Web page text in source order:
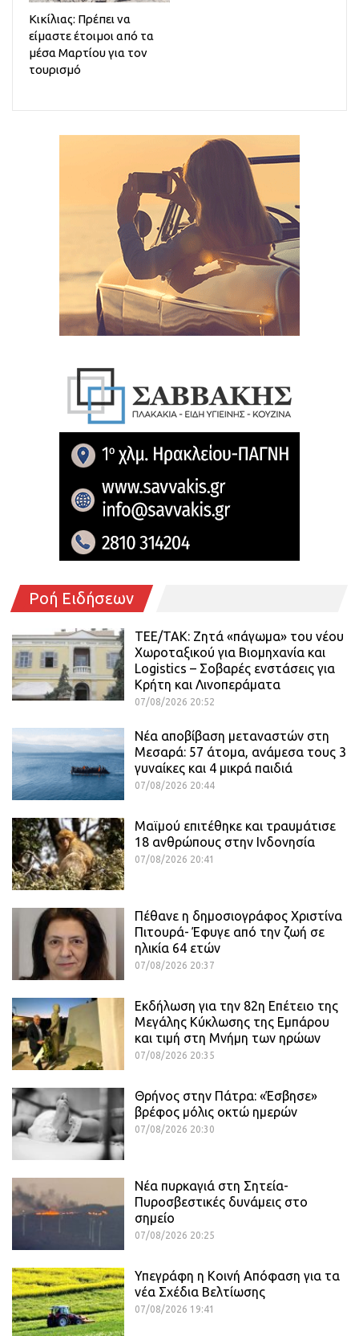
Κικίλιας: Πρέπει να
είμαστε έτοιμοι από τα
μέσα Μαρτίου για τον
τουρισμό
Ροή Ειδήσεων
ΤΕΕ/ΤΑΚ: Ζητά «πάγωμα» του νέου
Χωροταξικού για Βιομηχανία και
Logistics – Σοβαρές ενστάσεις για
Κρήτη και Λινοπεράματα
07/08/2026 20:52
Νέα αποβίβαση μεταναστών στη
Μεσαρά: 57 άτομα, ανάμεσα τους 3
γυναίκες και 4 μικρά παιδιά
07/08/2026 20:44
Μαϊμού επιτέθηκε και τραυμάτισε
18 ανθρώπους στην Ινδονησία
07/08/2026 20:41
Πέθανε η δημοσιογράφος Χριστίνα
Πιτουρά- Έφυγε από την ζωή σε
ηλικία 64 ετών
07/08/2026 20:37
Εκδήλωση για την 82η Επέτειο της
Μεγάλης Κύκλωσης της Εμπάρου
και τιμή στη Μνήμη των ηρώων
07/08/2026 20:35
Θρήνος στην Πάτρα: «Έσβησε»
βρέφος μόλις οκτώ ημερών
07/08/2026 20:30
Νέα πυρκαγιά στη Σητεία-
Πυροσβεστικές δυνάμεις στο
σημείο
07/08/2026 20:25
Υπεγράφη η Κοινή Απόφαση για τα
νέα Σχέδια Βελτίωσης
07/08/2026 19:41